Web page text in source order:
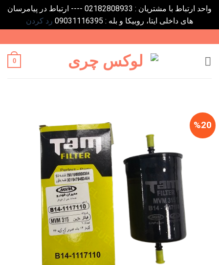
واحد ارتباط با مشتریان : 02182808933 ---- ارتباط در پیامرسان
های داخلی ایتا، روبیکا و بله : 09031116395
رد کردن
to
content
0
%20